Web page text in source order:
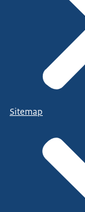
Sitemap